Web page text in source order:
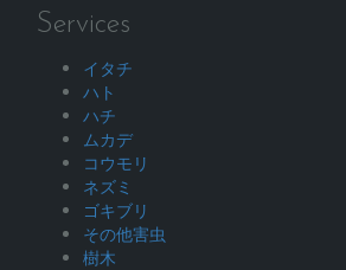
Services
イタチ
ハト
ハチ
ムカデ
コウモリ
ネズミ
ゴキブリ
その他害虫
樹木